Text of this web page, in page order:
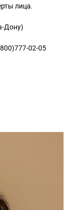
лица.
Дону)
02-05